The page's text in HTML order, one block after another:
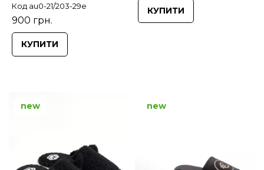
Код au0-21/203-29e
900 грн.
КУПИТИ
КУПИТИ
new new